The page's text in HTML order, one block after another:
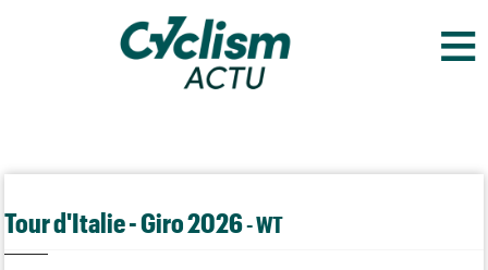
≡
Tour d'Italie - Giro 2026- WT